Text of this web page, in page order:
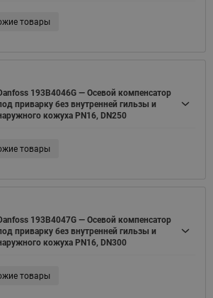
товары
193B4046G — Осевой компенсатор
приварку без внутренней гильзы и
кожуха PN16, DN250
товары
193B4047G — Осевой компенсатор
приварку без внутренней гильзы и
кожуха PN16, DN300
товары